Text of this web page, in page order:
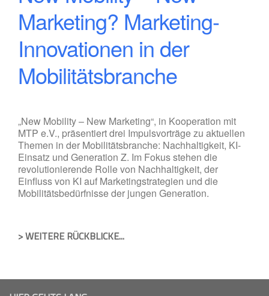
Marketing? Marketing-
Innovationen in der
Mobilitätsbranche
„New Mobility – New Marketing“, in Kooperation mit
MTP e.V., präsentiert drei Impulsvorträge zu aktuellen
Themen in der Mobilitätsbranche: Nachhaltigkeit, KI-
Einsatz und Generation Z. Im Fokus stehen die
revolutionierende Rolle von Nachhaltigkeit, der
Einfluss von KI auf Marketingstrategien und die
Mobilitätsbedürfnisse der jungen Generation.
> WEITERE RÜCKBLICKE...